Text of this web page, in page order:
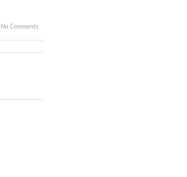
No Comments